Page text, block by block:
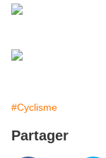
#Cyclisme
Partager